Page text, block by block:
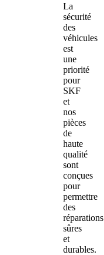
La
sécurité
des
véhicules
est
une
priorité
pour
SKF
et
nos
pièces
de
haute
qualité
sont
conçues
pour
permettre
des
réparations
sûres
et
durables.